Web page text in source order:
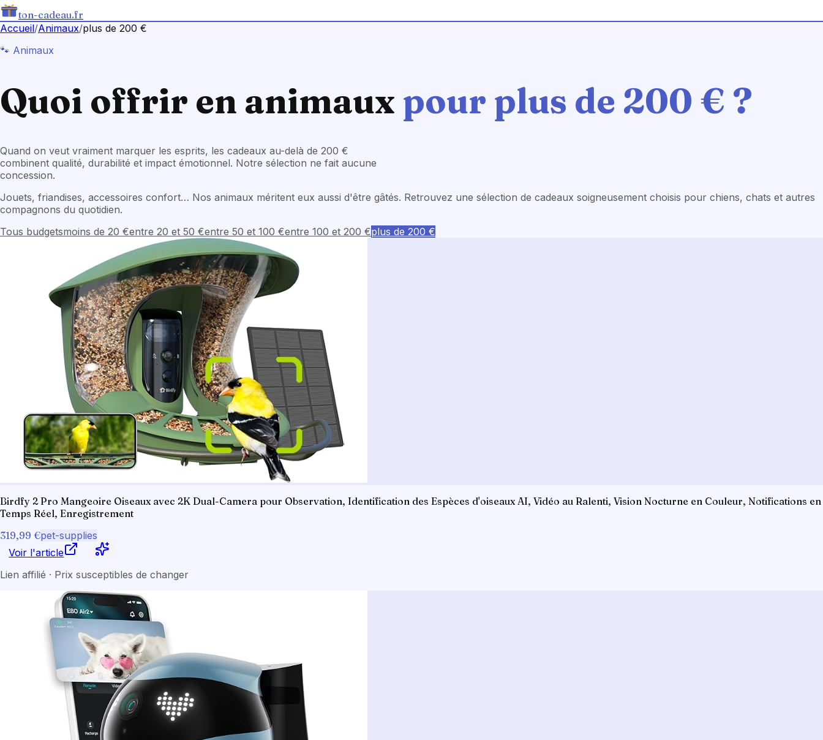
ton-cadeau.fr
Accueil/Animaux/plus de 200 €
🐾 Animaux
Quoi offrir en animaux pour plus de 200 € ?
Quand on veut vraiment marquer les esprits, les cadeaux au-delà de 200 €
combinent qualité, durabilité et impact émotionnel. Notre sélection ne fait aucune
concession.
Jouets, friandises, accessoires confort… Nos animaux méritent eux aussi d'être gâtés. Retrouvez une sélection de cadeaux soigneusement choisis pour chiens, chats et autres
compagnons du quotidien.
Tous budgetsmoins de 20 €entre 20 et 50 €entre 50 et 100 €entre 100 et 200 €plus de 200 €
Birdfy 2 Pro Mangeoire Oiseaux avec 2K Dual-Camera pour Observation, Identification des Espèces d'oiseaux AI, Vidéo au Ralenti, Vision Nocturne en Couleur, Notifications en
Temps Réel, Enregistrement
319,99 €pet-supplies
Voir l'article
Lien affilié · Prix susceptibles de changer